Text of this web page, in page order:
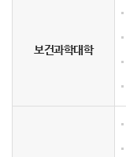
보건과학대학